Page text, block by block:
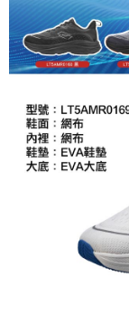
時審查核予不同之上
請求用戶進行身份認
５．嚴禁一人註冊多
恩沛科技股份有限公